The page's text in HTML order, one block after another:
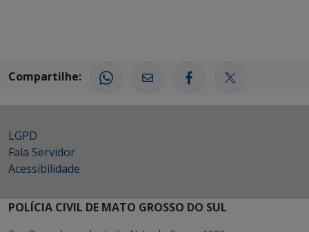
Compartilhe:
LGPD
Fala Servidor
Acessibilidade
POLÍCIA CIVIL DE MATO GROSSO DO SUL